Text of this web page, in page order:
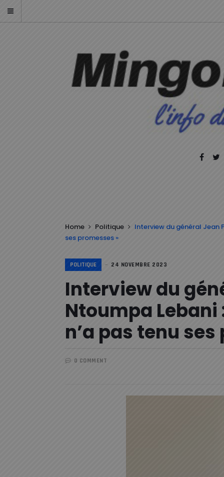
Home Politique
Interview du général Jean
ses promesses »
POLITIQUE 24 NOVEMBRE 2023
Interview du
Ntoumpa Lebani
n’a pas tenu
0 COMMENT